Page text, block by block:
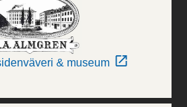
& museum